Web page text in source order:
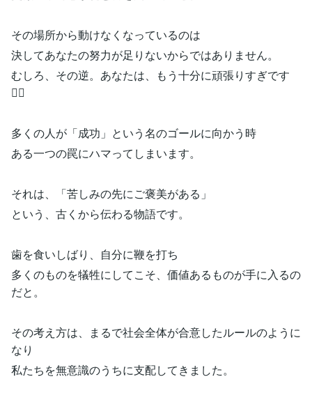
その場所から動けなくなっているのは
決してあなたの努力が足りないからではありません。
むしろ、その逆。あなたは、もう十分に頑張りすぎです
😮‍💨
多くの人が「成功」という名のゴールに向かう時
ある一つの罠にハマってしまいます。
それは、「苦しみの先にご褒美がある」
という、古くから伝わる物語です。
歯を食いしばり、自分に鞭を打ち
多くのものを犠牲にしてこそ、価値あるものが手に入るの
だと。
その考え方は、まるで社会全体が合意したルールのように
なり
私たちを無意識のうちに支配してきました。